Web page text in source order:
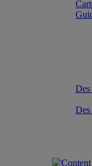
Des
Des